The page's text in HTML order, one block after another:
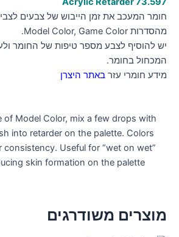
חומר המעכב את זמן הייבוש של צבעים
מהסדרות Model Color, Game Color.
יש להוסיף לצבע מספר טיפות של החומר
המכחול בחומר.
מידע חומרי עזר באתר היצרן
of Model Color, mix a few drops with
into retarder on the palette. Colors
Useful for “wet on wet”
skin formation on the palette.
מוצרים משודרגים